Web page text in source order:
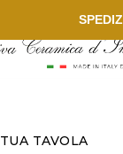
TAVOLA